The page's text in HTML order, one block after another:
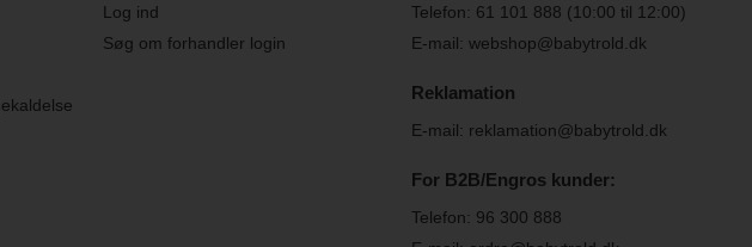
Log ind
Søg om forhandler login
Telefon: 61 101 888 (10:00 til 12:00)
E-mail: webshop@babytrold.dk
Reklamation
E-mail: reklamation@babytrold.dk
For B2B/Engros kunder:
Telefon: 96 300 888